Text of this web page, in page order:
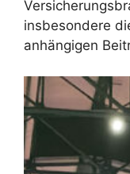
insbesondere
anhängigen